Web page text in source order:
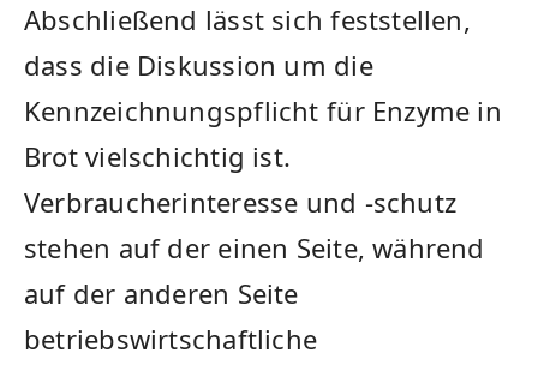
Abschließend ​lässt sich feststellen,
dass die Diskussion um die⁣
Kennzeichnungspflicht⁢ für Enzyme​ in⁣
Brot vielschichtig ist.
‍Verbraucherinteresse und ‌-schutz
stehen auf der einen Seite,‍ während
auf der anderen Seite
betriebswirtschaftliche